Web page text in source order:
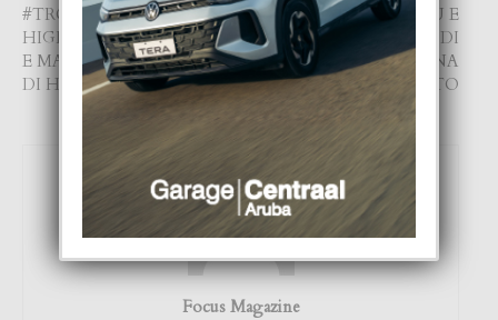
#TROWBACK FOCUS TA
HIGHLIGHT E ESTILO DI
E MANDATARIONAN DIA
DI HIMNO Y BANDERA
COLECCION CREA CU E
PALABRANAN DI
AFIRMACION NA
PAPIAMENTO
Focus Magazine